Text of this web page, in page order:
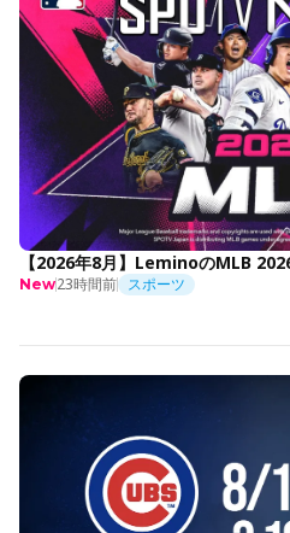
【2026年8月】LeminoのMLB
New23時間前 スポーツ